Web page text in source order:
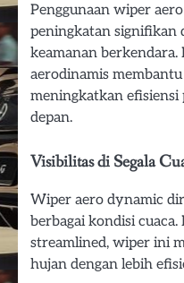
Penggunaan wiper
peningkatan signifikan
keamanan berkendara.
aerodinamis
meningkatkan efisiensi
depan.
Visibilitas di Segala
Wiper aero dynamic
berbagai kondisi
streamlined, wiper ini
hujan dengan lebih